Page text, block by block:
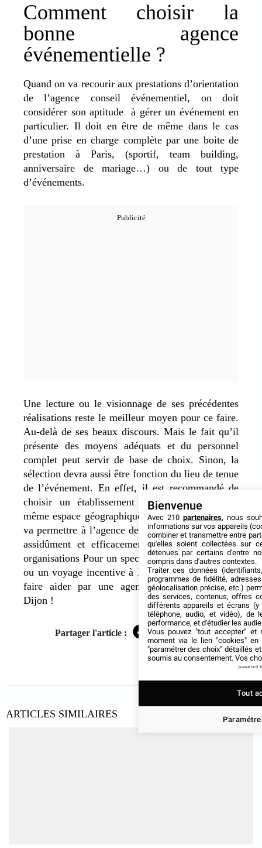
Comment choisir la
bonne agence
événementielle ?
Quand on va recourir aux prestations d’orientation
de l’agence conseil événementiel, on doit
considérer son aptitude à gérer un événement en
particulier. Il doit en être de même dans le cas
d’une prise en charge complète par une boite de
prestation à Paris, (sportif, team building,
anniversaire de mariage…) ou de tout type
d’événements.
Une lecture ou le visionnage de ses précédentes
réalisations reste le meilleur moyen pour ce faire.
Au-delà de ses beaux discours. Mais le fait qu’il
présente des moyens adéquats et du personnel
complet peut servir de base de choix. Sinon, la
sélection devra aussi être fonction du lieu de tenue
de l’événement. En effet, il est recommandé de
choisir un établissement qui travaille dans le
même espace géographique que ledit lieu. Ce qui
va permettre à l’agence de suivre et de contrôler
assidûment et efficacement le déroulement des
organisations Pour un spectacle, un team building
ou un voyage incentive à Dijon, il vaut mieux se
faire aider par une agence d’événementiel de
Dijon !
Partager l'article : Facebook
TwitterLinkedIn
ARTICLES SIMILAIRES
Bienvenue
Avec 210 partenaires, nous
informations sur vos appareils
combiner et transmettre entre
qu'elles soient collectées sur
détenues par certains d'entre
compris dans d'autres contextes.
Traiter ces données
programmes de fidélité,
géolocalisation précise, etc.)
des services, contenus, offres
différents appareils et écrans (y
téléphone, audio, et vidéo), de
performance, et d'étudier les
Vous pouvez "tout accepter" et
moment via le lien "cookies" en
"paramétrer des choix" détaillés
soumis au consentement. Vos
powered
Tout